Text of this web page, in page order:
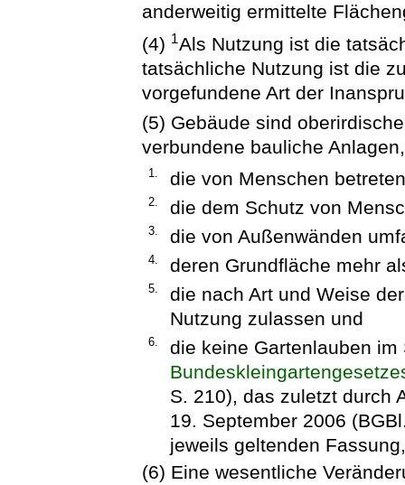
anderweitig ermittelte
(4) 1Als Nutzung ist die
tatsächliche Nutzung ist die
vorgefundene Art der
(5) Gebäude sind
verbundene bauliche Anlagen,
1. die von Menschen
2. die dem Schutz von
3. die von Außenwänden
4. deren Grundfläche mehr
5.
die nach Art und Weise
Nutzung zulassen und
6.
die keine Gartenlauben
S. 210), das zuletzt durch
19. September 2006
jeweils geltenden
(6) Eine wesentliche